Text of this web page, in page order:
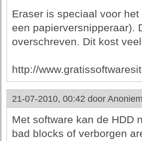
Eraser is speciaal voor
een papierversnipperaar).
overschreven. Dit kost
http://
21-07-2010, 00:42 door Anoniem
Met software kan de HDD
bad blocks of verborgen